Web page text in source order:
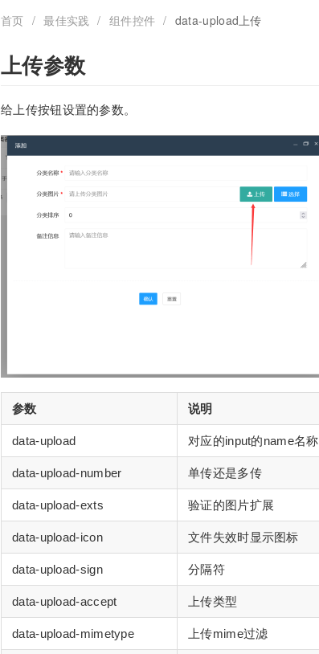
首页 / 最佳实践 / 组件控件 / data-upload上传
上传参数
给上传按钮设置的参数。
参数 说明
data-upload 对应的input的name名称
data-upload-number 单传还是多传
data-upload-exts 验证的图片扩展
data-upload-icon 文件失效时显示图标
data-upload-sign 分隔符
data-upload-accept 上传类型
data-upload-mimetype 上传mime过滤